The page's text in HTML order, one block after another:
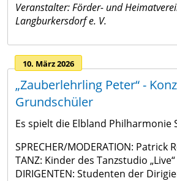
Veranstalter: Förder- und
Langburkersdorf e. V.
10. März 2026
„Zauberlehrling Peter“ -
Grundschüler
Es spielt die Elbland Philharmonie
SPRECHER/MODERATION: Patrick
TANZ: Kinder des Tanzstudio „Live“
DIRIGENTEN: Studenten der